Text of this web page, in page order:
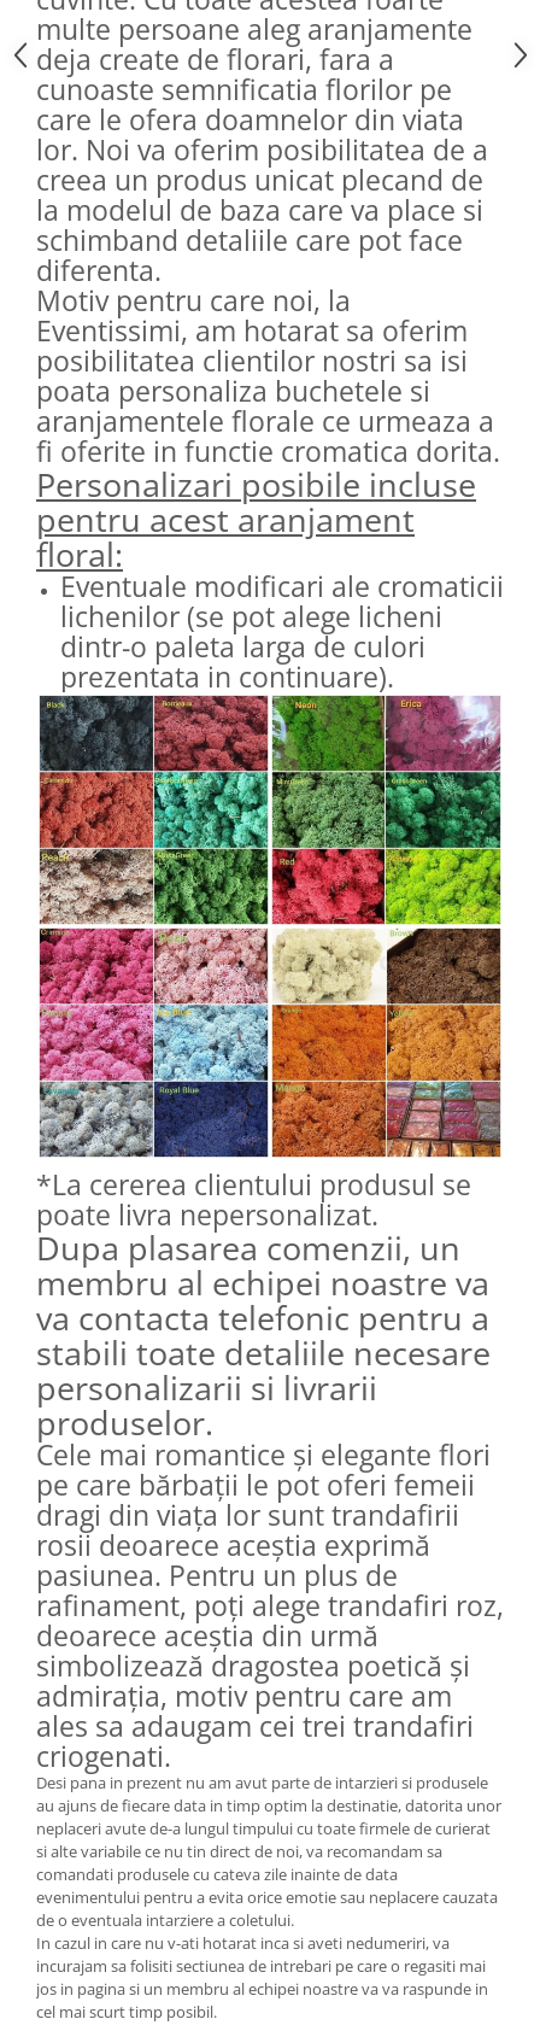
multe persoane aleg aranjamente
deja create de florari, fara a
cunoaste semnificatia florilor pe
care le ofera doamnelor din viata
lor. Noi va oferim posibilitatea de a
creea un produs unicat plecand de
la modelul de baza care va place si
schimband detaliile care pot face
diferenta.
Motiv pentru care noi, la
Eventissimi, am hotarat sa oferim
posibilitatea clientilor nostri sa isi
poata personaliza buchetele si
aranjamentele florale ce urmeaza a
fi oferite in functie cromatica dorita.
Personalizari posibile incluse
pentru acest aranjament
floral:
Eventuale modificari ale cromaticii
lichenilor (se pot alege licheni
dintr-o paleta larga de culori
prezentata in continuare).
*La cererea clientului produsul se
poate livra nepersonalizat.
Dupa plasarea comenzii, un
membru al echipei noastre va
va contacta telefonic pentru a
stabili toate detaliile necesare
personalizarii si livrarii
produselor.
Cele mai romantice și elegante flori
pe care bărbații le pot oferi femeii
dragi din viața lor sunt trandafirii
rosii deoarece aceștia exprimă
pasiunea. Pentru un plus de
rafinament, poți alege trandafiri roz,
deoarece aceștia din urmă
simbolizează dragostea poetică și
admirația, motiv pentru care am
ales sa adaugam cei trei trandafiri
criogenati.
Desi pana in prezent nu am avut parte de intarzieri si produsele
au ajuns de fiecare data in timp optim la destinatie, datorita unor
neplaceri avute de-a lungul timpului cu toate firmele de curierat
si alte variabile ce nu tin direct de noi, va recomandam sa
comandati produsele cu cateva zile inainte de data
evenimentului pentru a evita orice emotie sau neplacere cauzata
de o eventuala intarziere a coletului.
In cazul in care nu v-ati hotarat inca si aveti nedumeriri, va
incurajam sa folisiti sectiunea de intrebari pe care o regasiti mai
jos in pagina si un membru al echipei noastre va va raspunde in
cel mai scurt timp posibil.